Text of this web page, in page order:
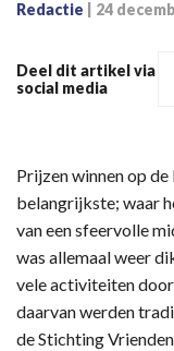
Redactie 24
Deel dit artikel via
social media
Prijzen winnen op
belangrijkste; waar
van een sfeervolle
was allemaal weer
vele activiteiten
daarvan werden
de Stichting